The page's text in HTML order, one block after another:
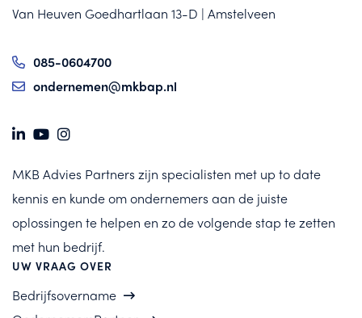
Van Heuven Goedhartlaan 13-D | Amstelveen
085-0604700
ondernemen@mkbap.nl
MKB Advies Partners zijn specialisten met up to date
kennis en kunde om ondernemers aan de juiste
oplossingen te helpen en zo de volgende stap te zetten
met hun bedrijf.
UW VRAAG OVER
Bedrijfsovername